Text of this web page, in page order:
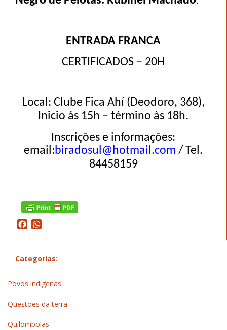
ENTRADA FRANCA
CERTIFICADOS – 20H
Local: Clube Fica Ahí (Deodoro, 368),
Inicio ás 15h – término às 18h.
Inscrições e informações:
email:biradosul@hotmail.com / Tel.
84458159
Facebook
Categorias:
Povos indígenas
Questões da terra
Quilombolas